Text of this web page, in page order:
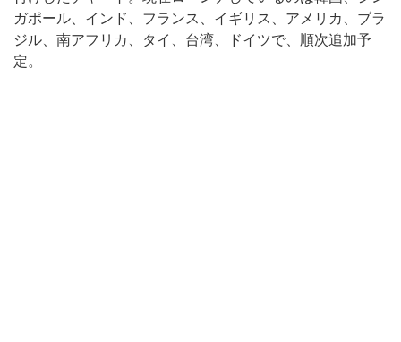
ガポール、インド、フランス、イギリス、アメリカ、ブラ
ジル、南アフリカ、タイ、台湾、ドイツで、順次追加予
定。